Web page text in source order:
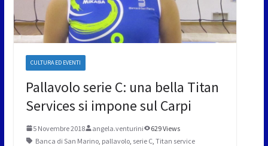
CULTURA ED EVENTI
Pallavolo serie C: una bella Titan
Services si impone sul Carpi
5 Novembre 2018 angela.venturini
629 Views
Banca di San Marino, pallavolo, serie C, Titan service